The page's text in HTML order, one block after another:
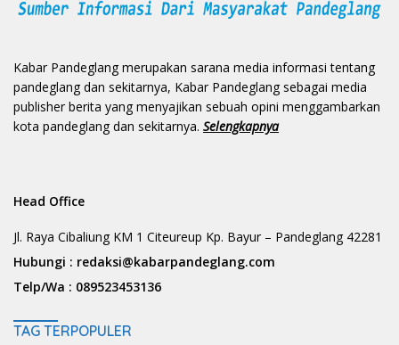
Kabar Pandeglang merupakan sarana media informasi tentang
pandeglang dan sekitarnya, Kabar Pandeglang sebagai media
publisher berita yang menyajikan sebuah opini menggambarkan
kota pandeglang dan sekitarnya. Selengkapnya
Head Office
Jl. Raya Cibaliung KM 1 Citeureup Kp. Bayur – Pandeglang 42281
Hubungi : redaksi@kabarpandeglang.com
Telp/Wa : 089523453136
TAG TERPOPULER